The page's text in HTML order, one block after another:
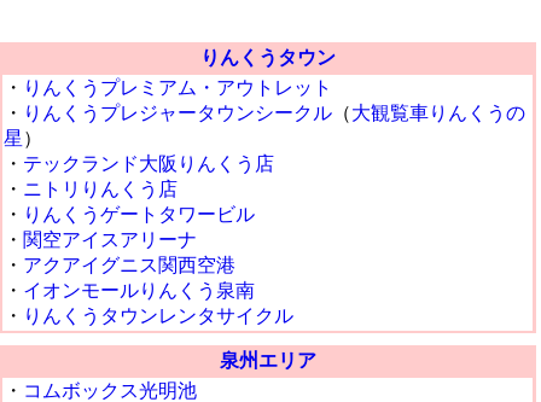
りんくうタウン
・ りんくうプレミアム・アウトレット
・ りんくうプレジャータウンシークル （大観覧車りんくうの
星 ）
・ テックランド大阪りんくう店
・ ニトリりんくう店
・ りんくうゲートタワービル
・ 関空アイスアリーナ
・ アクアイグニス関西空港
・ イオンモールりんくう泉南
・ りんくうタウンレンタサイクル
泉州エリア
・ コムボックス光明池